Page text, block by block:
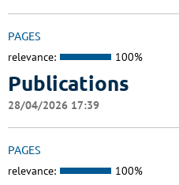
PAGES
relevance: 100%
Publications
28/04/2026 17:39
PAGES
relevance: 100%